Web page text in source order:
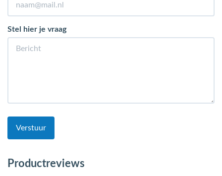
Stel hier je vraag
Verstuur
Productreviews